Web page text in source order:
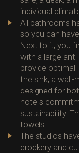
individual
All bathrooms
so you can
Next to it, you
with a large
provide optimal
the sink, a wall-
designed for
hotel’s
sustainability.
towels.
The studios
crockery and